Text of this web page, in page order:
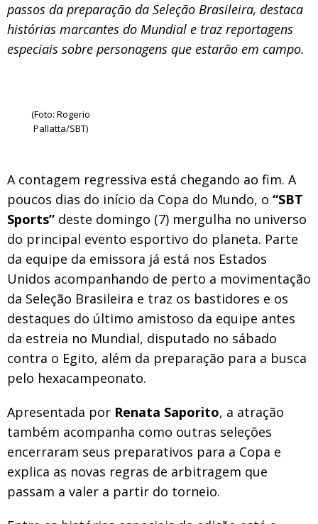
passos da preparação da Seleção Brasileira, destaca
histórias marcantes do Mundial e traz reportagens
especiais sobre personagens que estarão em campo.
(Foto: Rogerio
Pallatta/SBT)
A contagem regressiva está chegando ao fim. A
poucos dias do início da Copa do Mundo, o “SBT
Sports” deste domingo (7) mergulha no universo
do principal evento esportivo do planeta. Parte
da equipe da emissora já está nos Estados
Unidos acompanhando de perto a movimentação
da Seleção Brasileira e traz os bastidores e os
destaques do último amistoso da equipe antes
da estreia no Mundial, disputado no sábado
contra o Egito, além da preparação para a busca
pelo hexacampeonato.
Apresentada por Renata Saporito, a atração
também acompanha como outras seleções
encerraram seus preparativos para a Copa e
explica as novas regras de arbitragem que
passam a valer a partir do torneio.